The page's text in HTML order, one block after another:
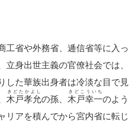
工省や外務省、逓信省等に入っ
立身出世主義の官僚社会では、
した華族出身者は冷淡な目で見
木戸孝允
きどたかよし
の孫、 木戸幸一
きどこういち
のよう
リアを積んでから宮内省に転じ